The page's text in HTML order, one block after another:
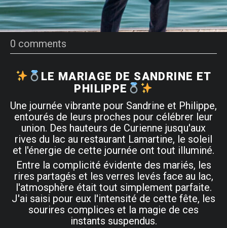
0 comments
LE MARIAGE DE SANDRINE ET
PHILIPPE
Une journée vibrante pour Sandrine et Philippe,
entourés de leurs proches pour célébrer leur
union. Des hauteurs de Curienne jusqu'aux
rives du lac au restaurant Lamartine, le soleil
et l'énergie de cette journée ont tout illuminé.
Entre la complicité évidente des mariés, les
rires partagés et les verres levés face au lac,
l'atmosphère était tout simplement parfaite.
J'ai saisi pour eux l'intensité de cette fête, les
sourires complices et la magie de ces
instants suspendus.